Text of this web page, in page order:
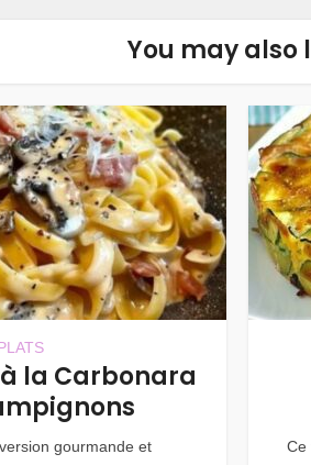
You may also
la Carbonara
gourmande et
Ce